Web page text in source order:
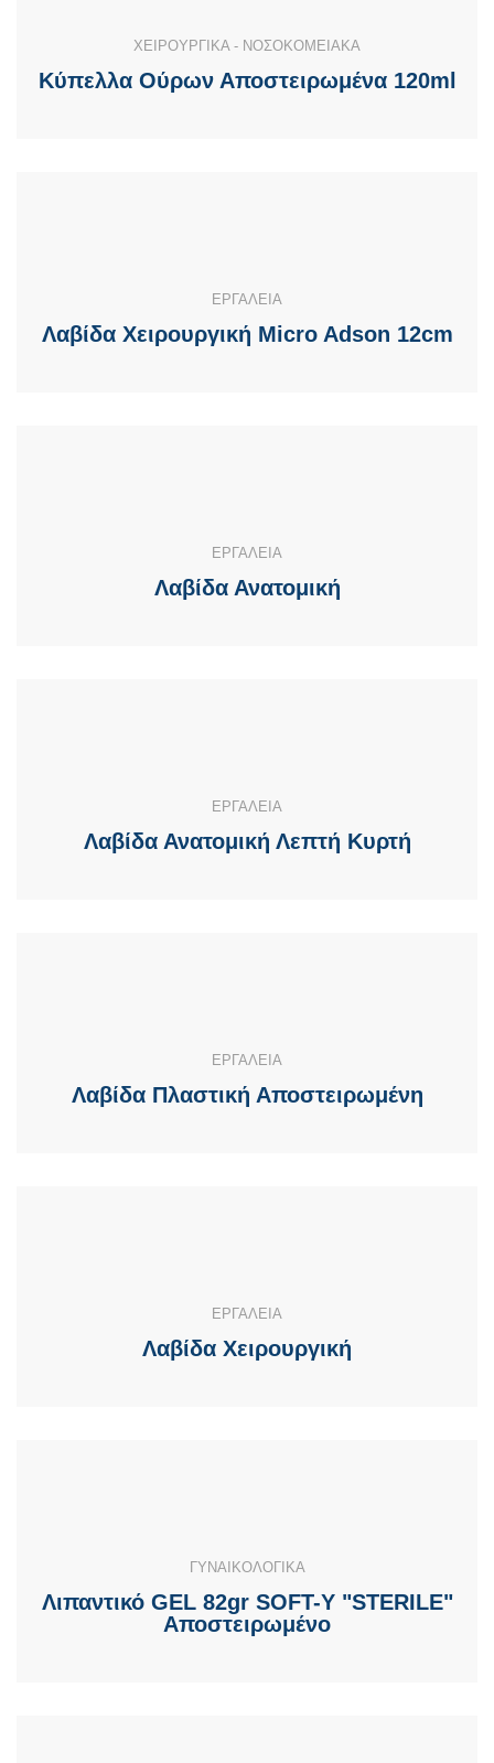
ΧΕΙΡΟΥΡΓΙΚΑ - ΝΟΣΟΚΟΜΕΙΑΚΑ
Κύπελλα Ούρων Αποστειρωμένα 120ml
ΕΡΓΑΛΕΙΑ
Λαβίδα Xειρουργική Μicro Adson 12cm
ΕΡΓΑΛΕΙΑ
Λαβίδα Ανατομική
ΕΡΓΑΛΕΙΑ
Λαβίδα Ανατομική Λεπτή Κυρτή
ΕΡΓΑΛΕΙΑ
Λαβίδα Πλαστική Αποστειρωμένη
ΕΡΓΑΛΕΙΑ
Λαβίδα Χειρουργική
ΓΥΝΑΙΚΟΛΟΓΙΚΑ
Λιπαντικό GEL 82gr SOFT-Y "STERILE"
Αποστειρωμένο